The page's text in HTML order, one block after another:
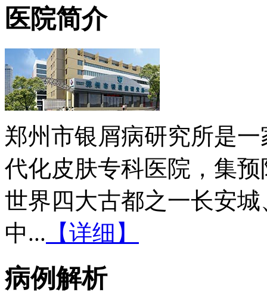
医院简介
郑州市银屑病研究所是
代化皮肤专科医院，集
世界四大古都之一长安
中... 【详细】
病例解析